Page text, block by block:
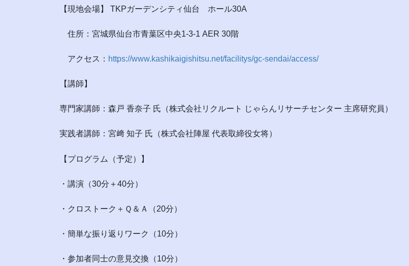
【現地会場】 TKPガーデンシティ仙台 ホール30A
住所：宮城県仙台市青葉区中央1-3-1 AER 30階
アクセス： https://www.kashikaigishitsu.net/facilitys/gc-sendai/access/
【講師】
専門家講師：森戸 香奈子 氏（株式会社リクルート じゃらんリサーチセンター 主席研究員）
実践者講師：宮﨑 知子 氏（株式会社陣屋 代表取締役女将）
【プログラム（予定）】
・講演（30分＋40分）
・クロストーク＋Ｑ＆Ａ（20分）
・簡単な振り返りワーク（10分）
・参加者同士の意見交換（10分）